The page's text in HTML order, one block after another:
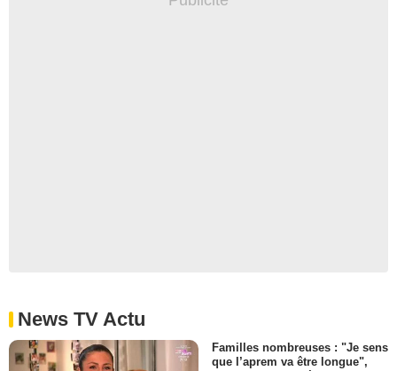
News TV Actu
Familles nombreuses : "Je sens
que l’aprem va être longue",